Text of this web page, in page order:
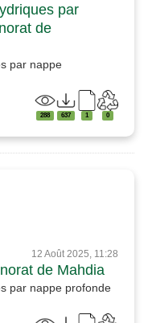
par
de
par nappe
288 637 1 0
12 Août 2025, 11:28
de Mahdia
par nappe profonde